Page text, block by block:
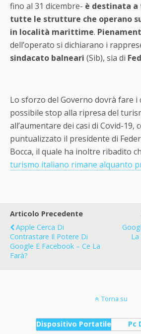
fino al 31 dicembre- è destinata
tutte le strutture che operano
in località marittime.
dell’operato si dichiarano i
sindacato balneari (Sib), sia di
Lo sforzo del Governo dovrà fare i
possibile stop alla ripresa del
all’aumentare dei casi di Covid-19,
puntualizzato il presidente di
Bocca, il quale ha inoltre ribadito
turismo italiano rimane alquanto
Articolo Precedente
Apple Cerca Di
Contrastare Il Potere Di
Google E Facebook – Ce La
Farà?
Torna su
Dispositivo Portatile Pc